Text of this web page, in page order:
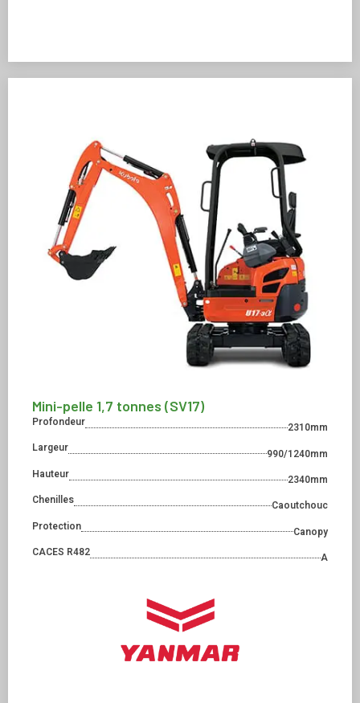
Mini-pelle 1,7 tonnes (SV17)
Profondeur
2310mm
Largeur
990/1240mm
Hauteur
2340mm
Chenilles
Caoutchouc
Protection
Canopy
CACES R482
A